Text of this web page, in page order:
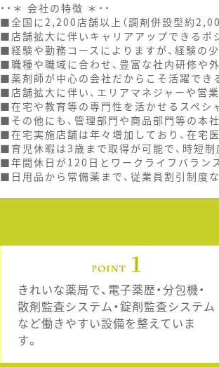
・・＊ 会社の特徴 ＊・・
■全国に2,200店舗以上（調剤併設型約
■店舗拡大に伴いキャリアアップできるポ
■経験や勤務コースによりますが、経験の
■職種や職域に合わせ、豊富な社内研修や
■薬剤師が中心の会社だからこそ活躍でき
■店舗拡大に伴い、エリアマネジャーや営
■在宅や教育等の専門性を活かせるスペシ
■その他にも、管理部門や商品部門等の本
■在宅実施店舗は年々増加しており、在宅
■育児休暇は3歳まで取得が可能で、時短
■年間休日が120日とワークライフバラン
■日用品から常備薬まで、従業員割引制度
きれいな薬局で、電子薬歴・分包機・
散剤監査システム・錠剤監査システム
など働きやすい設備を整えていま
す。